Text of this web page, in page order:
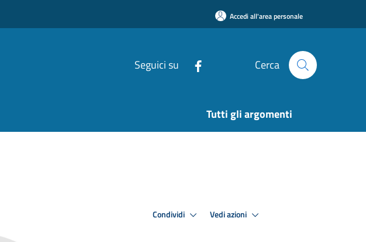
Accedi all'area personale
Seguici su Cerca
Tutti gli argomenti
Condividi Vedi azioni